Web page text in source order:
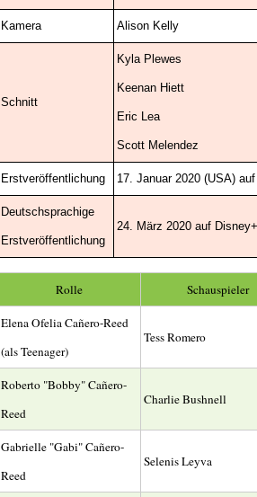
Kamera Alison Kelly
Schnitt
Kyla Plewes
Keenan Hiett
Eric Lea
Scott Melendez
Erstveröffentlichung 17. Januar 2020 (USA)
Deutschsprachige
Erstveröffentlichung
24. März 2020 auf Disney+
Rolle Schauspieler
Elena Ofelia Cañero-Reed
(als Teenager)
Tess Romero
Roberto "Bobby" Cañero-
Reed
Charlie Bushnell
Gabrielle "Gabi" Cañero-
Reed
Selenis Leyva